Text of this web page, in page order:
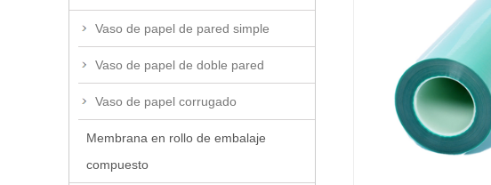
Vaso de papel de pared simple
Vaso de papel de doble pared
Vaso de papel corrugado
Membrana en rollo de embalaje
compuesto